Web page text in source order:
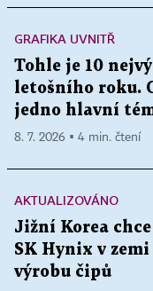
GRAFIKA UVNITŘ
Tohle je 10
letošního roku.
jedno hlavní
8. 7. 2026 ▪ 4 min. čtení
AKTUALIZOVÁNO
Jižní Korea
SK Hynix v
výrobu čipů